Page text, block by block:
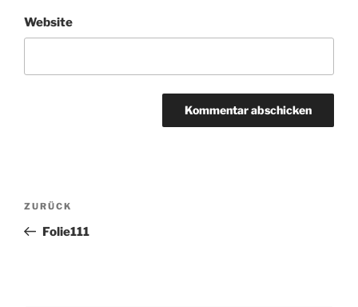
Website
Beitragsnavigation
Vorheriger
Beitrag
ZURÜCK
Folie111